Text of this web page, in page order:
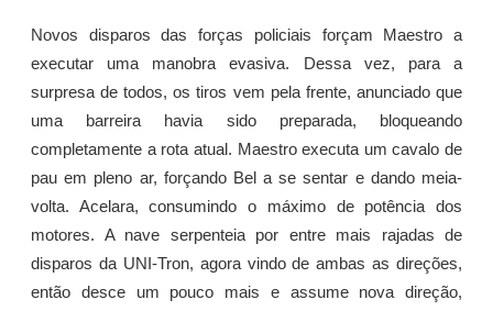
Novos disparos das forças policiais forçam Maestro a
executar uma manobra evasiva. Dessa vez, para a
surpresa de todos, os tiros vem pela frente, anunciado que
uma barreira havia sido preparada, bloqueando
completamente a rota atual. Maestro executa um cavalo de
pau em pleno ar, forçando Bel a se sentar e dando meia-
volta. Acelara, consumindo o máximo de potência dos
motores. A nave serpenteia por entre mais rajadas de
disparos da UNI-Tron, agora vindo de ambas as direções,
então desce um pouco mais e assume nova direção,